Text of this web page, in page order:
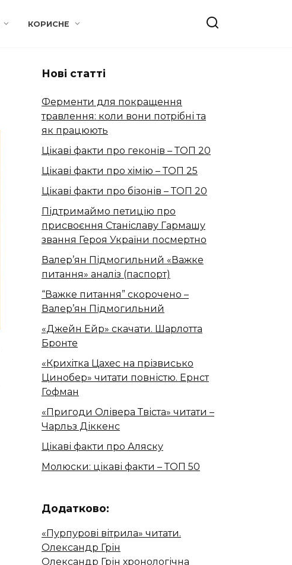
КОРИСНЕ
Нові статті
Ферменти для покращення
травлення: коли вони потрібні та
як працюють
Цікаві факти про геконів – ТОП 20
Цікаві факти про хімію – ТОП 25
Цікаві факти про бізонів – ТОП 20
Підтримаймо петицію про
присвоєння Станіславу Гармашу
звання Героя України посмертно
Валер’ян Підмогильний «Важке
питання» аналіз (паспорт)
“Важке питання” скорочено –
Валер’ян Підмогильний
«Джейн Ейр» скачати. Шарлотта
Бронте
«Крихітка Цахес на прізвисько
Цинобер» читати повністю. Ернст
Гофман
«Пригоди Олівера Твіста» читати –
Чарльз Діккенс
Цікаві факти про Аляску
Молюски: цікаві факти – ТОП 50
Додатково:
«Пурпурові вітрила» читати.
Олександр Грін
Олександр Грін хронологічна